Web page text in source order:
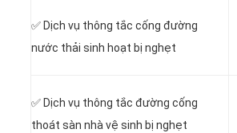
‎✅ Dịch vụ thông tắc cống đường
nước thải sinh hoạt bị nghẹt
✅ Dịch vụ thông tắc đường cống
thoát sàn nhà vệ sinh bị nghẹt